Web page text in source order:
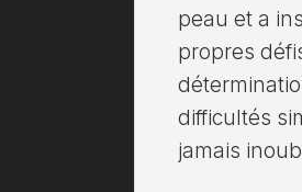
peau et a
propres
difficultés
jamais